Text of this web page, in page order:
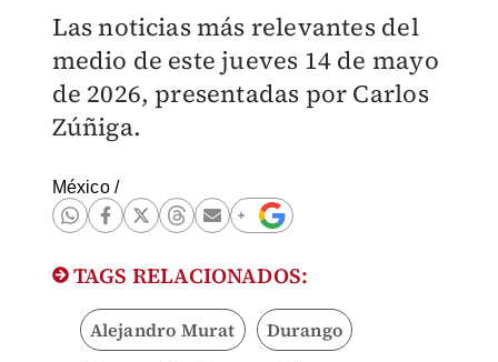
Las noticias más relevantes del
medio de este jueves 14 de mayo
de 2026, presentadas por Carlos
Zúñiga.
México/
TAGS RELACIONADOS:
Alejandro Murat Durango